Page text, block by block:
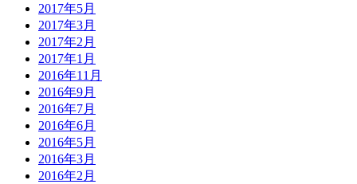
2017年5月
2017年3月
2017年2月
2017年1月
2016年11月
2016年9月
2016年7月
2016年6月
2016年5月
2016年3月
2016年2月